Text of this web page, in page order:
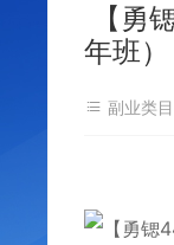
【勇
年班）
副业类目